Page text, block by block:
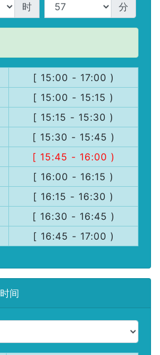
时 分
[ 15:00 - 17:00 )
[ 15:00 - 15:15 )
[ 15:15 - 15:30 )
[ 15:30 - 15:45 )
[ 15:45 - 16:00 )
[ 16:00 - 16:15 )
[ 16:15 - 16:30 )
[ 16:30 - 16:45 )
[ 16:45 - 17:00 )
间